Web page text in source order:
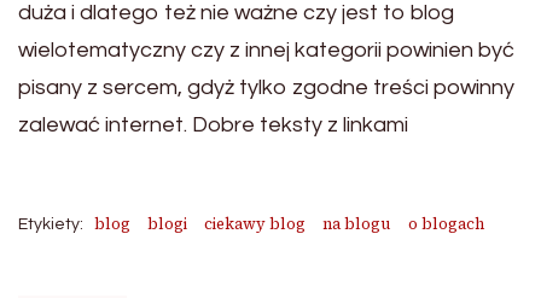
duża i dlatego też nie ważne czy jest to blog
wielotematyczny czy z innej kategorii powinien być
pisany z sercem, gdyż tylko zgodne treści powinny
zalewać internet. Dobre teksty z linkami
Etykiety: blog blogi ciekawy blog na blogu o blogach